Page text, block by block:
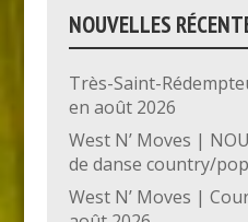
NOUVELLES
Très-Saint-
en août 2026
West N’ Moves |
de danse country/
West N’ Moves |